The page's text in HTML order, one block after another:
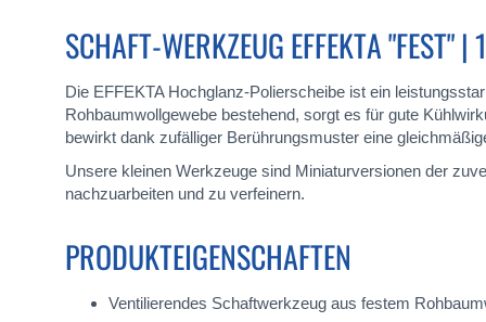
SCHAFT-WERKZEUG EFFEKTA "FEST"
Die EFFEKTA Hochglanz-Polierscheibe ist ein
Rohbaumwollgewebe bestehend, sorgt es für gute
bewirkt dank zufälliger Berührungsmuster eine
Unsere kleinen Werkzeuge sind Miniaturversionen der
nachzuarbeiten und zu verfeinern.
PRODUKTEIGENSCHAFTEN
Ventilierendes Schaftwerkzeug aus festem